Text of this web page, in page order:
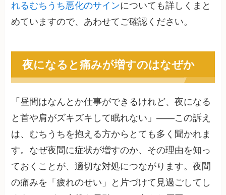
れるむちうち悪化のサインについても詳しくまと
めていますので、あわせてご確認ください。
夜になると痛みが増すのはなぜか
「昼間はなんとか仕事ができるけれど、夜になる
と首や肩がズキズキして眠れない」——この訴え
は、むちうちを抱える方からとても多く聞かれま
す。なぜ夜間に症状が増すのか、その理由を知っ
ておくことが、適切な対処につながります。夜間
の痛みを「疲れのせい」と片づけて見過ごしてし